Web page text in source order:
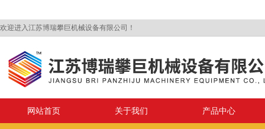
欢迎进入江苏博瑞攀巨机械设备有限公司！
网站首页 关于我们 产品中心